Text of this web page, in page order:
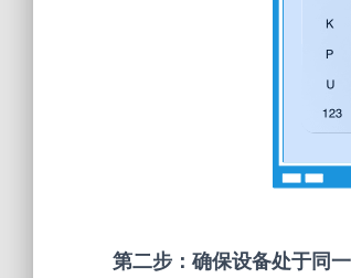
第二步：确保设备处于同